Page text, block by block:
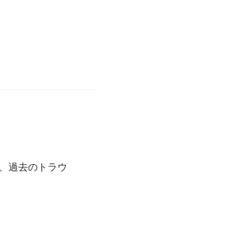
過去のトラウ